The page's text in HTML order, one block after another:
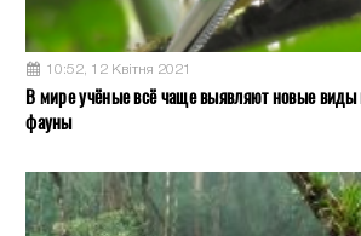
10:52, 12 Квітня 2021
В мире учёные всё чаще выявляют новые виды
фауны